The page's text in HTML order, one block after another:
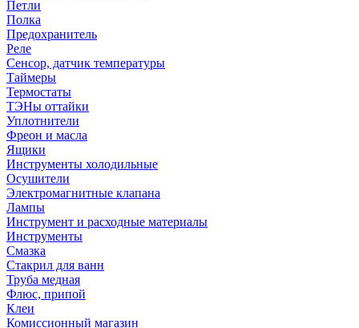
Петли
Полка
Предохранитель
Реле
Сенсор, датчик температуры
Таймеры
Термостаты
ТЭНы оттайки
Уплотнители
Фреон и масла
Ящики
Инструменты холодильные
Осушители
Электромагнитные клапана
Лампы
Инструмент и расходные материалы
Инструменты
Смазка
Стакрил для ванн
Труба медная
Флюс, припой
Клеи
Комиссионный магазин